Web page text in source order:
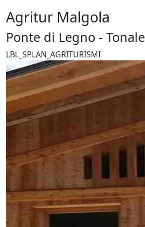
Agritur Malgola
Ponte di Legno - Tonale
LBL_SPLAN_AGRITURISMI